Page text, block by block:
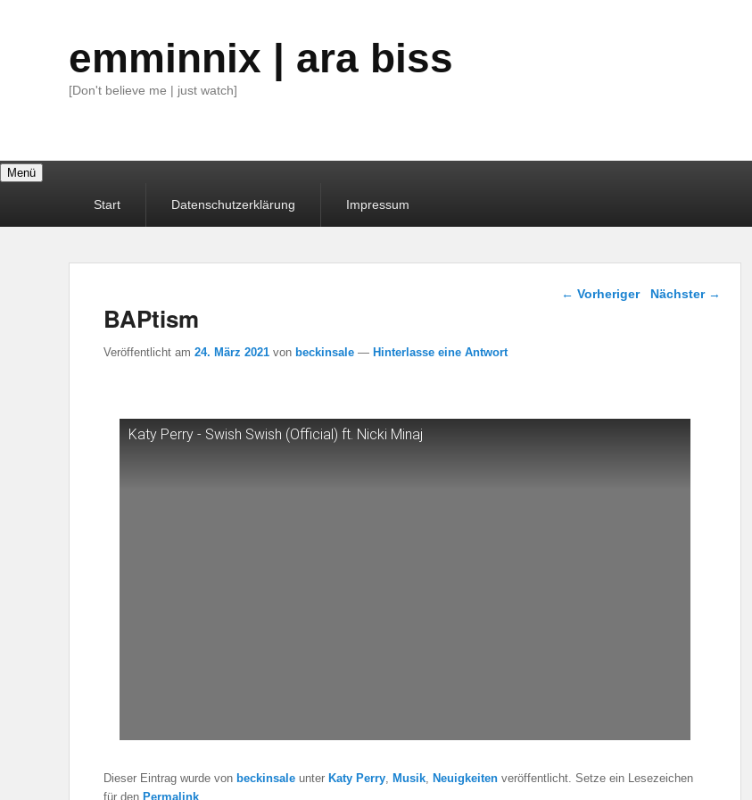
emminnix | ara biss
[Don't believe me | just watch]
Menü
Start Datenschutzerklärung Impressum
Beitragsnavigation
← Vorheriger Nächster →
BAPtism
Veröffentlicht am 24. März 2021 von beckinsale — Hinterlasse eine Antwort
Katy Perry - Swish Swish (Official) ft. Nicki Minaj
Dieser Eintrag wurde von beckinsale unter Katy Perry Musik Neuigkeiten veröffentlicht. Setze ein Lesezeichen
für den Permalink